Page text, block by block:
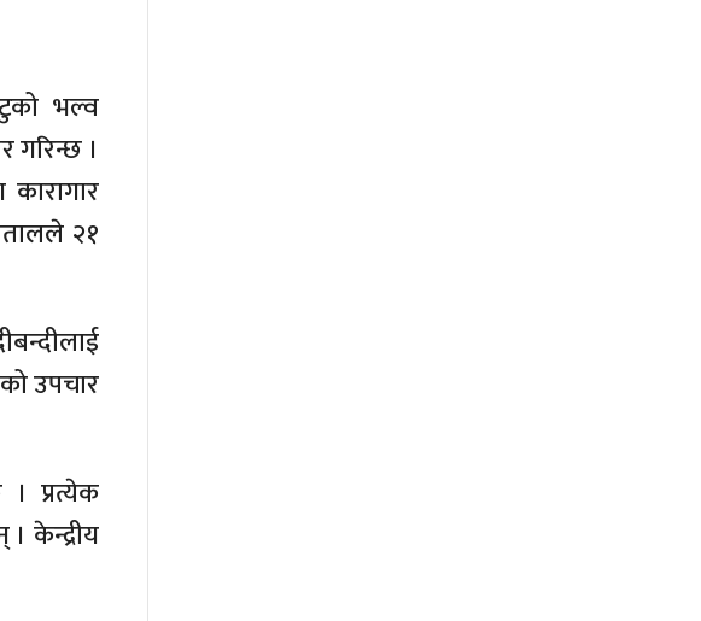
भल्व
गरिन्छ ।
२१
उपचार
प्रत्येक
केन्द्रीय